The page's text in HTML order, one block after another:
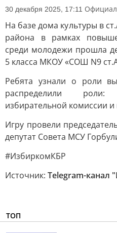
30 декабря 2025, 17:11
На базе дома культуры в
района в рамках
среди молодежи прошла
5 класса МКОУ «СОШ N9
Ребята узнали о роли
распределили
избирательной комиссии
Игру провели
депутат Совета МСУ
#ИзбиркомКБР
Источник: Telegram-канал
ТОП